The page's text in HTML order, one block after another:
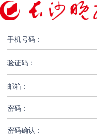
手机号码：
验证码：
邮箱：
密码：
密码确认：